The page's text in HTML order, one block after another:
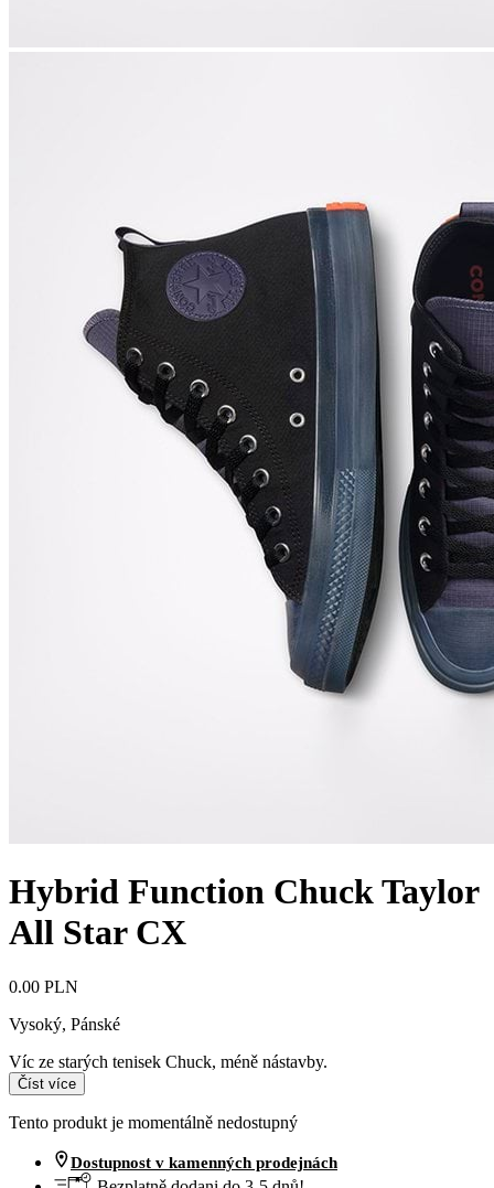
Hybrid Function Chuck Taylor
All Star CX
0.00 PLN
Vysoký, Pánské
Víc ze starých tenisek Chuck, méně nástavby.
Číst více
Tento produkt je momentálně nedostupný
Dostupnost v kamenných prodejnách